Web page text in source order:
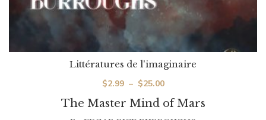
The Master Mind of Mars
Littératures de l'imaginaire
$2.99 – $25.00Plage
de
prix :